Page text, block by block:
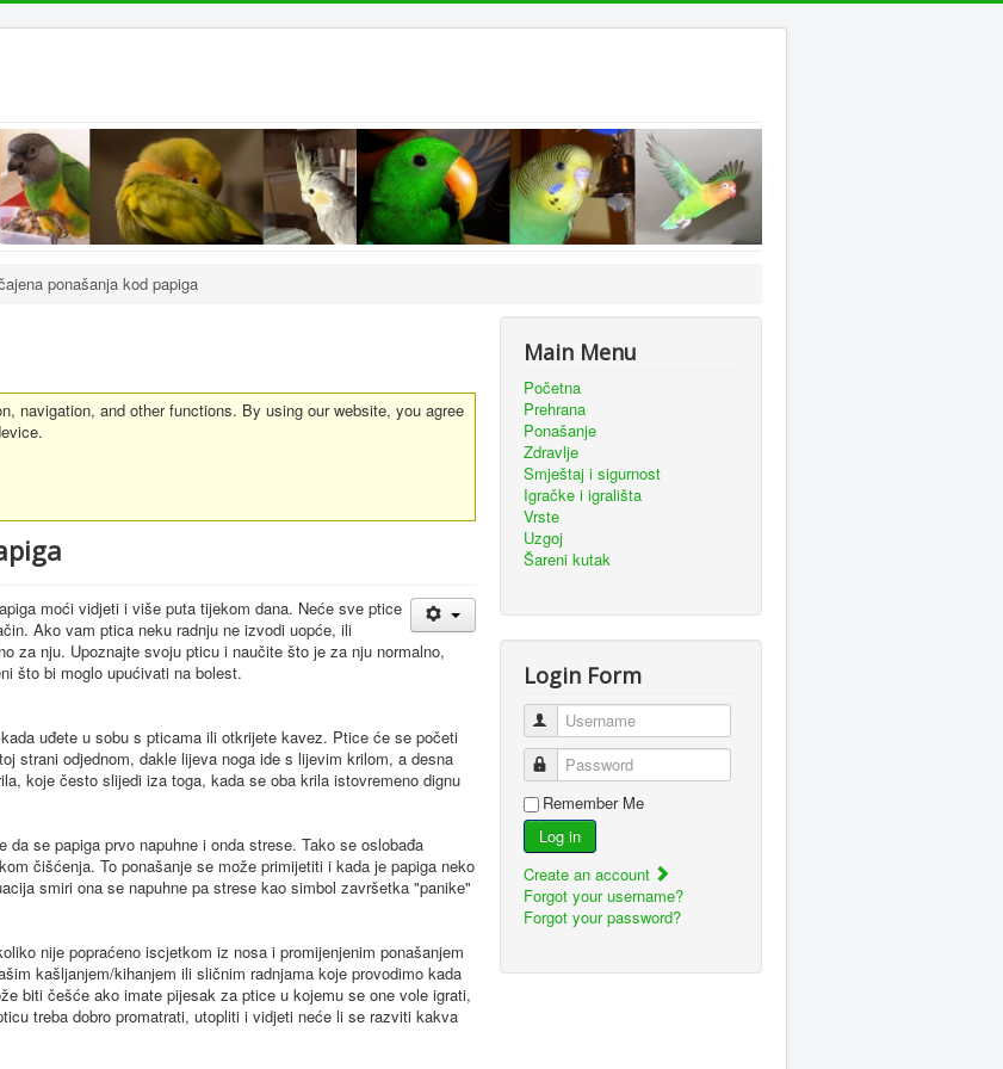
ponašanja kod papiga
navigation, and other functions. By using our website, you agree
moći vidjeti i više puta tijekom dana. Neće sve ptice
Ako vam ptica neku radnju ne izvodi uopće, ili
za nju. Upoznajte svoju pticu i naučite što je za nju normalno,
što bi moglo upućivati na bolest.
uđete u sobu s pticama ili otkrijete kavez. Ptice će se početi
strani odjednom, dakle lijeva noga ide s lijevim krilom, a desna
koje često slijedi iza toga, kada se oba krila istovremeno dignu
se papiga prvo napuhne i onda strese. Tako se oslobađa
čišćenja. To ponašanje se može primijetiti i kada je papiga neko
smiri ona se napuhne pa strese kao simbol završetka "panike"
nije popraćeno iscjetkom iz nosa i promijenjenim ponašanjem
kašljanjem/kihanjem ili sličnim radnjama koje provodimo kada
biti češće ako imate pijesak za ptice u kojemu se one vole igrati,
treba dobro promatrati, utopliti i vidjeti neće li se razviti kakva
Main Menu
Početna
Prehrana
Ponašanje
Zdravlje
Smještaj i sigurnost
Igračke i igrališta
Vrste
Uzgoj
Šareni kutak
Login Form
Username
Password
Remember Me
Log in
Create an account
Forgot your username?
Forgot your password?